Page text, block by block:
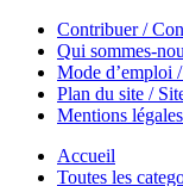
Contribuer /
Qui sommes-
Mode d’emploi
Plan du site /
Mentions
Accueil
Toutes les